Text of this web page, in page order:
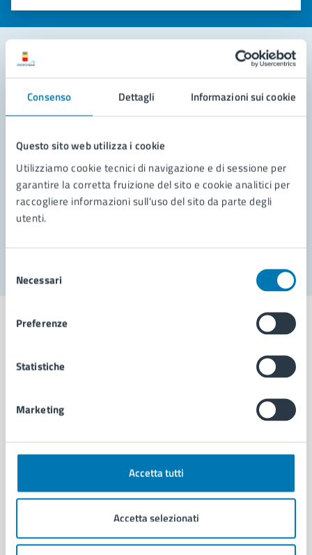
Consenso Dettagli Informazioni sui cookie
Questo sito web utilizza i cookie
Utilizziamo cookie tecnici di navigazione e di sessione per
garantire la corretta fruizione del sito e cookie analitici per
raccogliere informazioni sull'uso del sito da parte degli
utenti.
delNecessari
Preferenze
Statistiche
Marketing
Accetta tutti
Accetta selezionati
Valuta 5 stelle su 5
Valuta 4 stelle su 5
Valuta 3 stelle su 5
Valuta 2 stelle su 5
Valuta 1 stelle su 5
Leggi le domande frequenti
Richiedi assistenza
Prenota appuntamento
Problemi in città
Comune di Napoli
AMMINISTRAZIONE
Organi di governo
Enti e fondazioni
Personale amministrativo